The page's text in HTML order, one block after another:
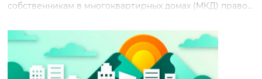
собственникам в многоквартирных домах (МКД) право...